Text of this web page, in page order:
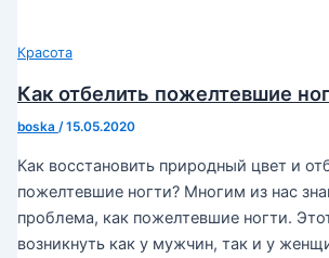
Красота
Как отбелить пожелтевшие
boska /15.05.2020
Как восстановить природный цвет и
пожелтевшие ногти? Многим из нас
проблема, как пожелтевшие ногти.
возникнуть как у мужчин, так и у